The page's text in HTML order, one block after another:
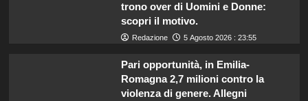
Sabrina Soussi torna sui social:
verità sul legame con Lory dopo
Giovanni in Temptation Island.
trono over di Uomini e Donne:
scopri il motivo.
Redazione 5 Agosto 2026 : 23:55
Pari opportunità, in Emilia-
Romagna 2,7 milioni contro la
violenza di genere. Allegni